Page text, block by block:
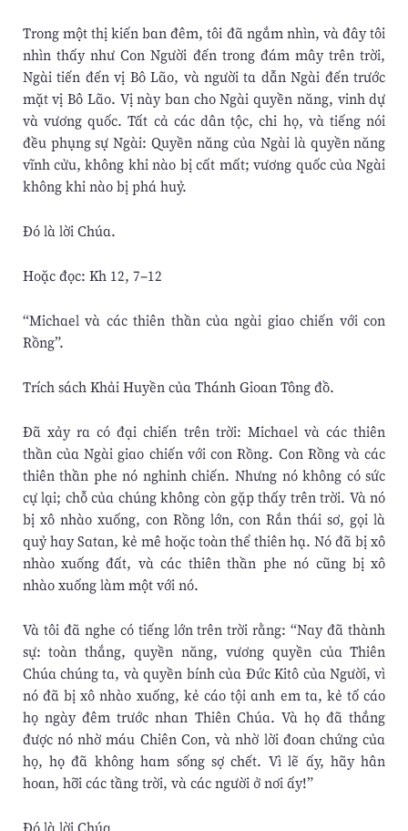
Trong một thị kiến ban đêm, tôi đã ngắm nhìn, và đây tôi
nhìn thấy như Con Người đến trong đám mây trên trời,
Ngài tiến đến vị Bô Lão, và người ta dẫn Ngài đến trước
mặt vị Bô Lão. Vị này ban cho Ngài quyền năng, vinh dự
và vương quốc. Tất cả các dân tộc, chi họ, và tiếng nói
đều phụng sự Ngài: Quyền năng của Ngài là quyền năng
vĩnh cửu, không khi nào bị cất mất; vương quốc của Ngài
không khi nào bị phá huỷ.
Ðó là lời Chúa.
Hoặc đọc: Kh 12, 7–12
“Michael và các thiên thần của ngài giao chiến với con
Rồng”.
Trích sách Khải Huyền của Thánh Gioan Tông đồ.
Ðã xảy ra có đại chiến trên trời: Michael và các thiên
thần của Ngài giao chiến với con Rồng. Con Rồng và các
thiên thần phe nó nghinh chiến. Nhưng nó không có sức
cự lại; chỗ của chúng không còn gặp thấy trên trời. Và nó
bị xô nhào xuống, con Rồng lớn, con Rắn thái sơ, gọi là
quỷ hay Satan, kẻ mê hoặc toàn thể thiên hạ. Nó đã bị xô
nhào xuống đất, và các thiên thần phe nó cũng bị xô
nhào xuống làm một với nó.
Và tôi đã nghe có tiếng lớn trên trời rằng: “Nay đã thành
sự: toàn thắng, quyền năng, vương quyền của Thiên
Chúa chúng ta, và quyền bính của Ðức Kitô của Người, vì
nó đã bị xô nhào xuống, kẻ cáo tội anh em ta, kẻ tố cáo
họ ngày đêm trước nhan Thiên Chúa. Và họ đã thắng
được nó nhờ máu Chiên Con, và nhờ lời đoan chứng của
họ, họ đã không ham sống sợ chết. Vì lẽ ấy, hãy hân
hoan, hỡi các tầng trời, và các người ở nơi ấy!”